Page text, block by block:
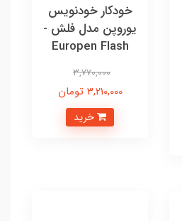
خودکار خودنویس
یوروپن مدل فلش -
Europen Flash
3,770,000
3,210,000 تومان